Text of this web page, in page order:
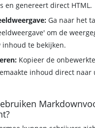
en genereert direct HTML.
Ga naar het
om de
inhoud te bekijken.
Kopieer de
inhoud direct naar